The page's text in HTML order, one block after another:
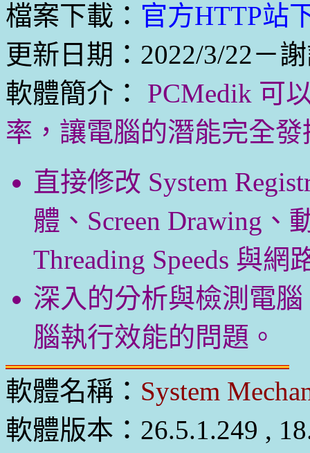
檔案下載： 官方HTTP站
更新日期：2022/3/22－
軟體簡介：
PCMedik 可
率，讓電腦的潛能完全發
直接修改 System
體、Screen Drawing、
Threading Speeds 與網
深入的分析與檢測電
腦執行效能的問題。
軟體名稱： System
軟體版本：26.5.1.249 ,